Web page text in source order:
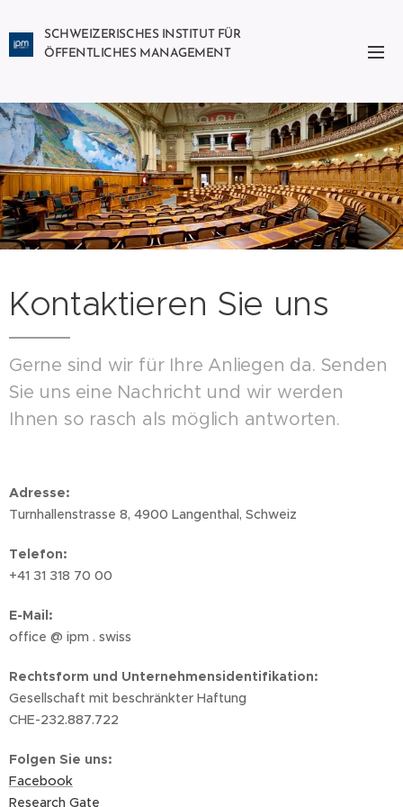
SCHWEIZERISCHES INSTITUT FÜR
ÖFFENTLICHES MANAGEMENT
Kontaktieren Sie uns
Gerne sind wir für Ihre Anliegen da. Senden
Sie uns eine Nachricht und wir werden
Ihnen so rasch als möglich antworten.
Adresse:
Turnhallenstrasse 8, 4900 Langenthal, Schweiz
Telefon:
+41 31 318 70 00
E-Mail:
office @ ipm . swiss
Rechtsform und Unternehmensidentifikation:
Gesellschaft mit beschränkter Haftung
CHE-232.887.722
Folgen Sie uns:
Facebook
Research Gate